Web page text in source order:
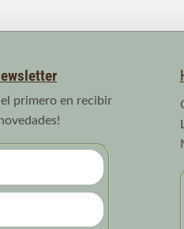
el primero en recibir